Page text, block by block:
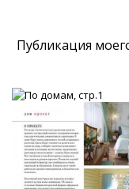
Публикация